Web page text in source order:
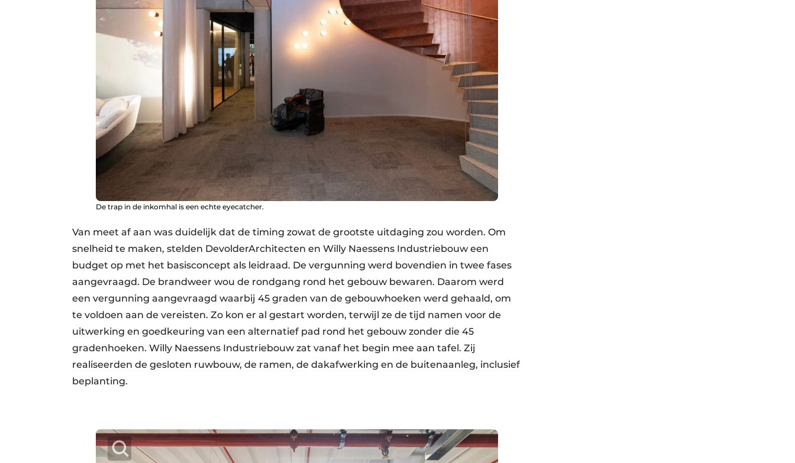
De trap in de inkomhal is een echte eyecatcher.
Van meet af aan was duidelijk dat de timing zowat de grootste uitdaging zou worden. Om
snelheid te maken, stelden DevolderArchitecten en Willy Naessens Industriebouw een
budget op met het basisconcept als leidraad. De vergunning werd bovendien in twee fases
aangevraagd. De brandweer wou de rondgang rond het gebouw bewaren. Daarom werd
een vergunning aangevraagd waarbij 45 graden van de gebouwhoeken werd gehaald, om
te voldoen aan de vereisten. Zo kon er al gestart worden, terwijl ze de tijd namen voor de
uitwerking en goedkeuring van een alternatief pad rond het gebouw zonder die 45
gradenhoeken. Willy Naessens Industriebouw zat vanaf het begin mee aan tafel. Zij
realiseerden de gesloten ruwbouw, de ramen, de dakafwerking en de buitenaanleg, inclusief
beplanting.